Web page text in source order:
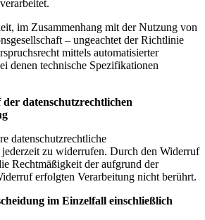
im Zusammenhang mit der Nutzung von
– ungeachtet der Richtlinie
mittels automatisierter
denen technische Spezifikationen
datenschutzrechtlichen
datenschutzrechtliche
zu widerrufen. Durch den Widerruf
Rechtmäßigkeit der aufgrund der
erfolgten Verarbeitung nicht berührt.
im Einzelfall einschließlich